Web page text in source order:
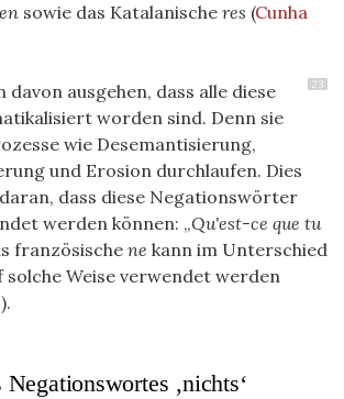
sowie das Katalanische res (Cunha
23
davon ausgehen, dass alle diese
worden sind. Denn sie
wie Desemantisierung,
und Erosion durchlaufen. Dies
dass diese Negationswörter
werden können: „Qu'est-ce que tu
französische ne kann im Unterschied
solche Weise verwendet werden
).
‚nichts‘